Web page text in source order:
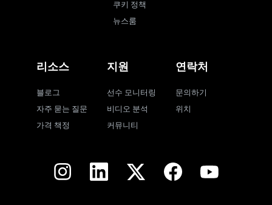
쿠키 정책
뉴스룸
리소스
블로그
자주 묻는 질문
가격 책정
지원
선수 모니터링
비디오 분석
커뮤니티
연락처
문의하기
위치